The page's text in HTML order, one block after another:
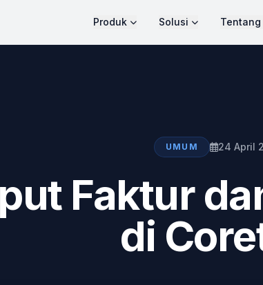
Produk Solusi Tentang
UMUM 24 April
Faktur
di